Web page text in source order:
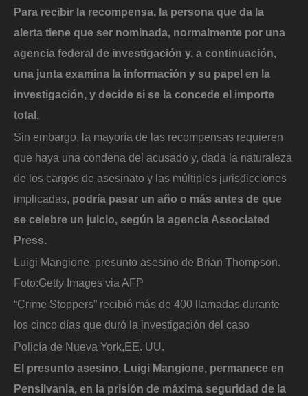
Para recibir la recompensa, la persona que da la
alerta tiene que ser nominada, normalmente por una
agencia federal de investigación y, a continuación,
una junta examina la información y su papel en la
investigación, y decide si se la concede el importe
total.
Sin embargo, la mayoría de las recompensas requieren
que haya una condena del acusado y, dada la naturaleza
de los cargos de asesinato y las múltiples jurisdicciones
implicadas, podría pasar un año o más antes de que
se celebre un juicio, según la agencia Associated
Press.
Luigi Mangione, presunto asesino de Brian Thompson.
Foto:Getty Images via AFP
“Crime Stoppers” recibió más de 400 llamadas durante
los cinco días que duró la investigación del caso
Policía de Nueva York,EE. UU.
El presunto asesino, Luigi Mangione, permanece en
Pensilvania, en la prisión de máxima seguridad de la